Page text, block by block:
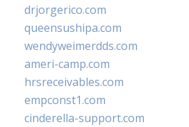
drjorgerico.com
queensushipa.com
wendyweimerdds.com
ameri-camp.com
hrsreceivables.com
empconst1.com
cinderella-support.com